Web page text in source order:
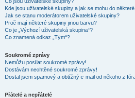
Kde jsou uživatelské skupiny a jak se mohu do
Jak se stanu moderátorem uživatelské skupiny?
Proč mají některé skupiny jinou barvu?
Co je „Výchozí uživatelská skupina“?
Co znamená odkaz „Tým“?
Soukromé zprávy
Nemůžu posílat soukromé zprávy!
Dostávám nechtěné soukromé zprávy!
Dostal jsem spamový a obtížný e-mail od někoho z
Přátelé a nepřátelé